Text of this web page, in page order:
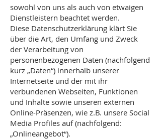
sowohl von uns als auch von etwaigen
Dienstleistern beachtet werden.
Diese Datenschutzerklärung klärt Sie
über die Art, den Umfang und Zweck
der Verarbeitung von
personenbezogenen Daten (nachfolgend
kurz „Daten“) innerhalb unserer
Internetseite und der mit ihr
verbundenen Webseiten, Funktionen
und Inhalte sowie unseren externen
Online-Präsenzen, wie z.B. unsere Social
Media Profiles auf (nachfolgend:
„Onlineangebot“).